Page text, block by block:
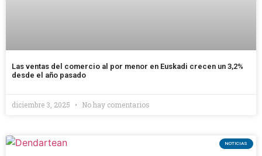
Las ventas del comercio al por menor en Euskadi crecen un 3,2%
desde el año pasado
diciembre 3, 2025 No hay comentarios
NOTICIAS